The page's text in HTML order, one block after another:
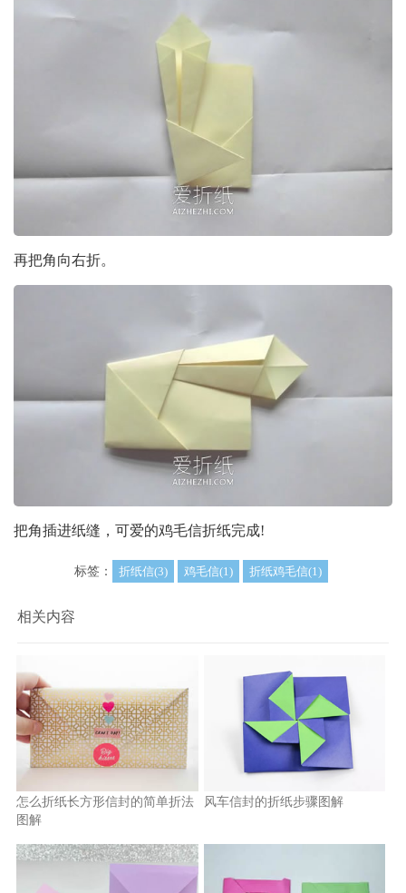
再把角向右折。
把角插进纸缝，可爱的鸡毛信折纸完成!
标签： 折纸信(3) 鸡毛信(1) 折纸鸡毛信(1)
相关内容
怎么折纸长方形信封的简单折法
图解
风车信封的折纸步骤图解